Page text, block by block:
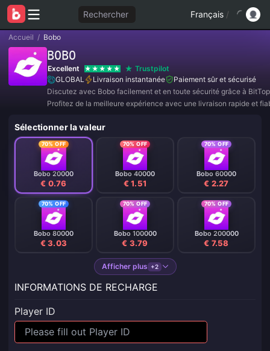
Rechercher Français /
Accueil / Bobo
BOBO
Excellent
Trustpilot
GLOBAL
Livraison instantanée
Paiement sûr et sécurisé
Discutez avec Bobo facilement et en toute sécurité grâce à
Profitez de la meilleure expérience avec une livraison rapide et
incroyables ! ✨
Sélectionner la valeur
70% OFF
Bobo 20000
€ 0.76
70% OFF
Bobo 40000
€ 1.51
70% OFF
Bobo 60000
€ 2.27
70% OFF
Bobo 80000
€ 3.03
70% OFF
Bobo 100000
€ 3.79
70% OFF
Bobo 200000
€ 7.58
Afficher plus +2
INFORMATIONS DE RECHARGE
Player ID